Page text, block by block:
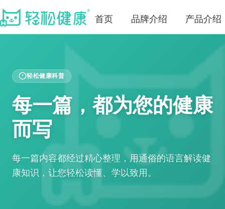
首页 品牌介绍 产品介绍
轻松健康科普
每一篇，都为您的健康
而写
每一篇内容都经过精心整理，用通俗的语言解读健
康知识，让您轻松读懂、学以致用。